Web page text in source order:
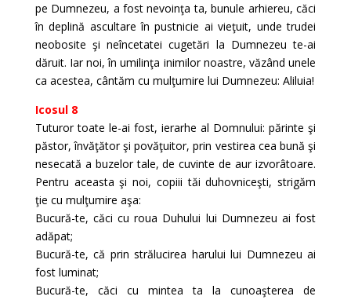
pe Dumnezeu, a fost nevoinţa ta, bunule arhiereu, căci
în deplină ascultare în pustnicie ai vieţuit, unde trudei
neobosite şi neîncetatei cugetări la Dumnezeu te-ai
dăruit. Iar noi, în umilinţa inimilor noastre, văzând unele
ca acestea, cântăm cu mulţumire lui Dumnezeu: Aliluia!
Icosul 8
Tuturor toate le-ai fost, ierarhe al Domnului: părinte şi
păstor, învăţător şi povăţuitor, prin vestirea cea bună şi
nesecată a buzelor tale, de cuvinte de aur izvorâtoare.
Pentru aceasta şi noi, copiii tăi duhovniceşti, strigăm
ţie cu mulţumire aşa:
Bucură-te, căci cu roua Duhului lui Dumnezeu ai fost
adăpat;
Bucură-te, că prin strălucirea harului lui Dumnezeu ai
fost luminat;
Bucură-te, căci cu mintea ta la cunoaşterea de